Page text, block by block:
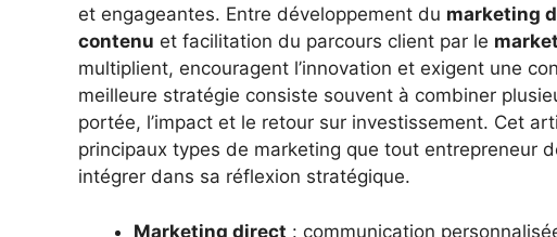
et engageantes. Entre développement du marketing
contenu et facilitation du parcours client par le
multiplient, encouragent l’innovation et exigent une
meilleure stratégie consiste souvent à combiner
portée, l’impact et le retour sur investissement. Cet
principaux types de marketing que tout entrepreneur
intégrer dans sa réflexion stratégique.
Marketing direct : communication